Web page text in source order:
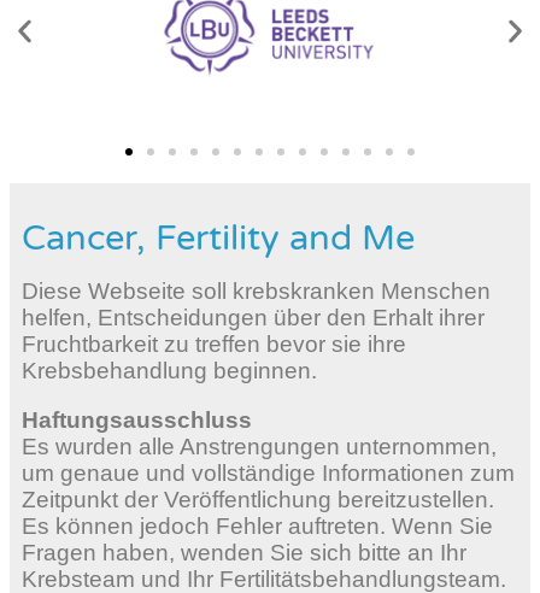
Cancer, Fertility and Me
Diese Webseite soll krebskranken Menschen
helfen, Entscheidungen über den Erhalt ihrer
Fruchtbarkeit zu treffen bevor sie ihre
Krebsbehandlung beginnen.
Haftungsausschluss
Es wurden alle Anstrengungen unternommen,
um genaue und vollständige Informationen zum
Zeitpunkt der Veröffentlichung bereitzustellen.
Es können jedoch Fehler auftreten. Wenn Sie
Fragen haben, wenden Sie sich bitte an Ihr
Krebsteam und Ihr Fertilitätsbehandlungsteam.